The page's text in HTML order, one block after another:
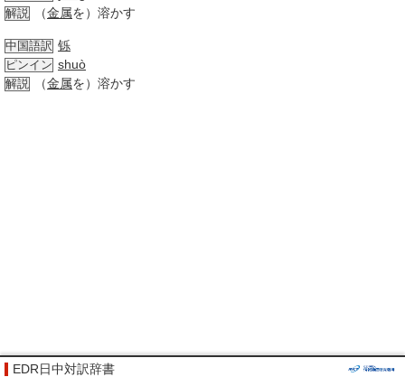
解説 （金属を）溶かす
中国語訳 铄
ピンイン shuò
解説 （金属を）溶かす
EDR日中対訳辞書